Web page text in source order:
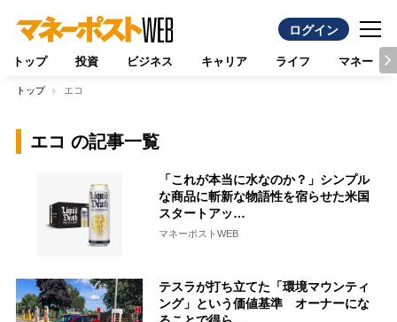
ログイン
トップ 投資 ビジネス キャリア ライフ マネー
トップ エコ
エコ の記事一覧
「これが本当に水なのか？」シンプル
な商品に斬新な物語性を宿らせた米国
スタートアッ…
マネーポストWEB
テスラが打ち立てた「環境マウンティ
ング」という価値基準 オーナーにな